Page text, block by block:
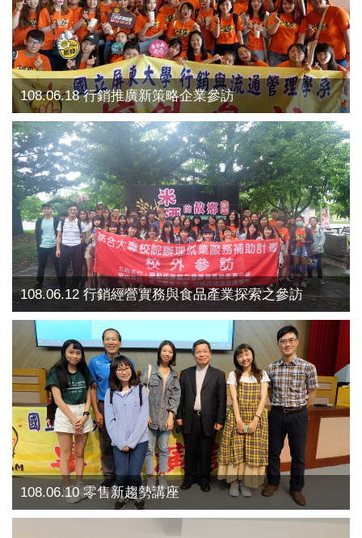
108.06.18 行銷推廣新策略企業參訪
108.06.12 行銷經營實務與食品產業探索之參訪
108.06.10 零售新趨勢講座